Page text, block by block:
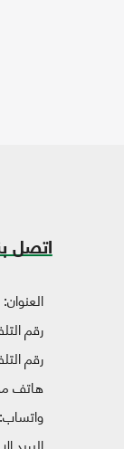
اتصل
العنوان:
رقم
رقم
هاتف
واتساب: